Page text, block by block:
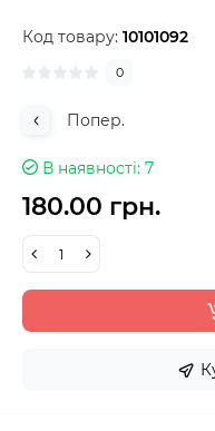
Код товару: 10101092
0
Попер.
В наявності 7
180.00 грн.